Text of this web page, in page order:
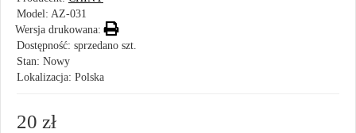
Model: AZ-031
Wersja drukowana:
Dostępność: sprzedano szt.
Stan: Nowy
Lokalizacja: Polska
20 zł